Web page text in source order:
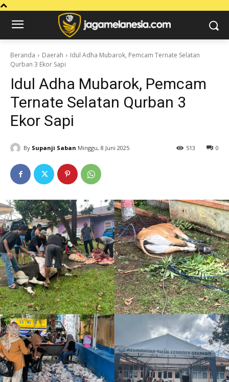
Beranda Daerah
Idul Adha Mubarok, Pemcam Ternate Selatan
Qurban 3 Ekor Sapi
Idul Adha Mubarok, Pemcam
Ternate Selatan Qurban 3
Ekor Sapi
By Supanji Saban Minggu, 8 Juni 2025 0
513